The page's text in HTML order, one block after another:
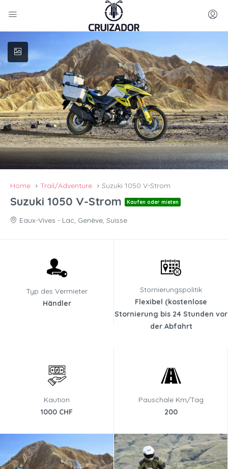
Home Trail/Adventure Suzuki 1050 V-Strom
Suzuki 1050 V-Strom Kaufen oder mieten
Eaux-Vives - Lac, Genève, Suisse
Typ des Vermieter
Händler
Stornierungspolitik
Flexibel (kostenlose
Stornierung bis 24 Stunden vor
der Abfahrt
Kaution
1000 CHF
Pauschale Km/Tag
200